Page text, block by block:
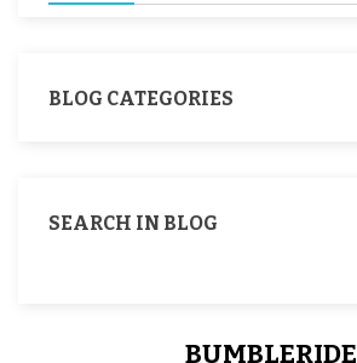
BLOG CATEGORIES
SEARCH IN BLOG
BUMBLERIDE